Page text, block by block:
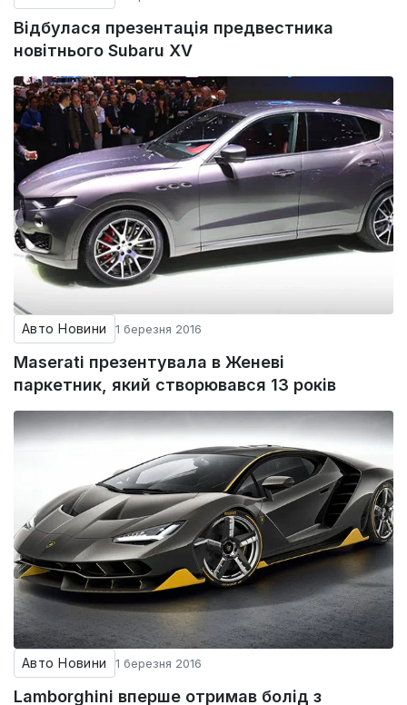
Відбулася презентація предвестника
новітнього Subaru XV
Авто Новини 1 березня 2016
Maserati презентувала в Женеві
паркетник, який створювався 13 років
Авто Новини 1 березня 2016
Lamborghini вперше отримав болід з